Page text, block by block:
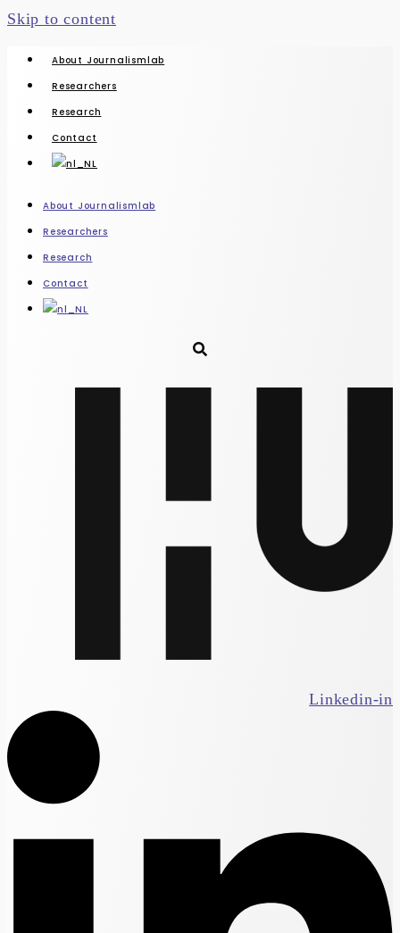
Skip to content
About Journalismlab
Researchers
Research
Contact
About Journalismlab
Researchers
Research
Contact
Linkedin-in